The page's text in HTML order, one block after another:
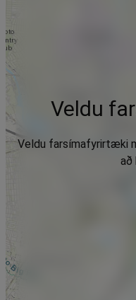
Veldu
Veldu farsímafyrirtæki
að